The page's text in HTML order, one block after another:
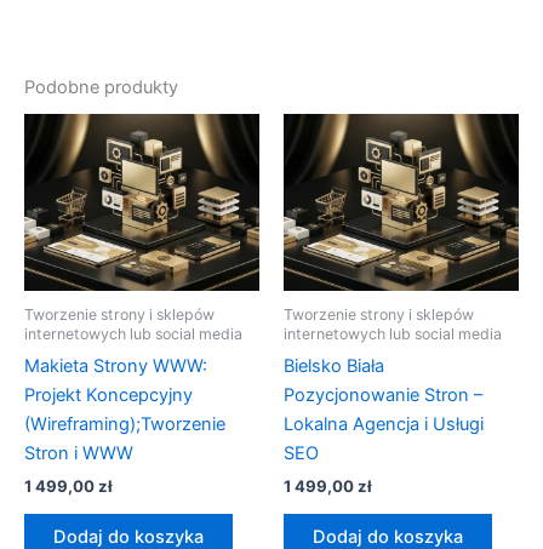
Podobne produkty
Tworzenie strony i sklepów
internetowych lub social media
Makieta Strony WWW:
Projekt Koncepcyjny
(Wireframing);Tworzenie
Stron i WWW
1 499,00zł
Dodaj do koszyka
Tworzenie strony i sklepów
internetowych lub social media
Bielsko Biała
Pozycjonowanie Stron –
Lokalna Agencja i Usługi
SEO
1 499,00zł
Dodaj do koszyka